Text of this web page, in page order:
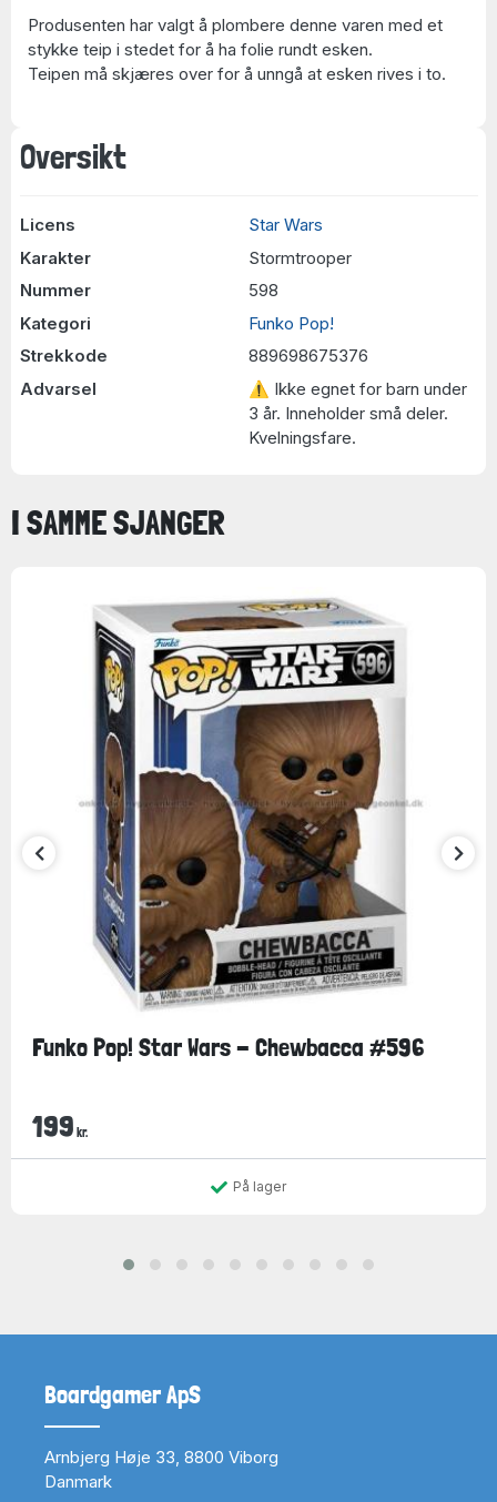
Oversikt
Licens
Star Wars
Karakter
Stormtrooper
Nummer
598
Kategori
Funko Pop!
Strekkode
889698675376
Advarsel
⚠ Ikke egnet for barn under
3 år. Inneholder små deler.
Kvelningsfare.
Produsenten har valgt å plombere denne varen med et
stykke teip i stedet for å ha folie rundt esken.
Teipen må skjæres over for å unngå at esken rives i to.
I SAMME SJANGER
Funko Pop! Star Wars - Chewbacca #596
199 kr.
På lager
Boardgamer ApS
Arnbjerg Høje 33, 8800 Viborg
Danmark